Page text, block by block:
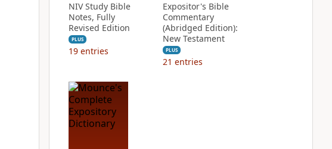
NIV Study Bible
Notes, Fully
Revised Edition
PLUS
19 entries
Expositor's Bible
Commentary
(Abridged Edition):
New Testament
PLUS
21 entries